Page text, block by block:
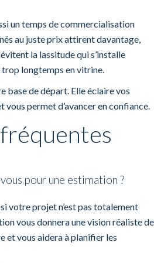
un temps de commercialisation
au juste prix attirent davantage,
la lassitude qui s’installe
trop longtemps en vitrine.
base de départ. Elle éclaire vos
permet d’avancer en confiance.
pour une estimation ?
votre projet n’est pas totalement
vous donnera une vision réaliste de
et vous aidera à planifier les